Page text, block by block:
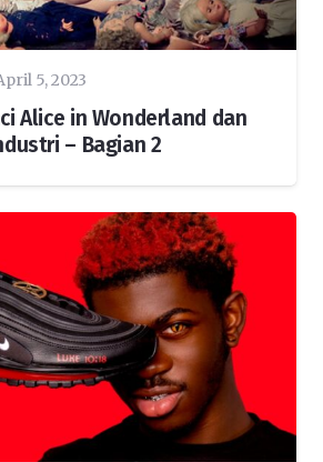
5, 2023
Alice in Wonderland dan
– Bagian 2